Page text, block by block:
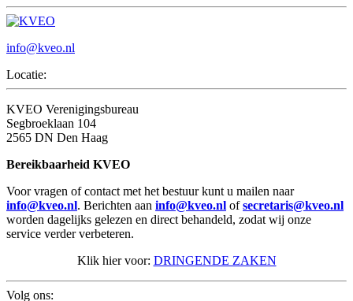
info@kveo.nl
Locatie:
KVEO Verenigingsbureau
Segbroeklaan 104
2565 DN Den Haag
Bereikbaarheid KVEO
Voor vragen of contact met het bestuur kunt u mailen naar
info@kveo.nl. Berichten aan info@kveo.nl ofsecretaris@kveo.nl
worden dagelijks gelezen en direct behandeld, zodat wij onze
service verder verbeteren.
Klik hier voor: DRINGENDE ZAKEN
Volg ons: